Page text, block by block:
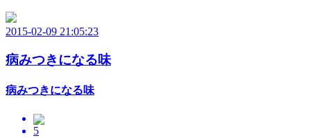
2015-02-09 21:05:23
病みつきになる味
病みつきになる味
5